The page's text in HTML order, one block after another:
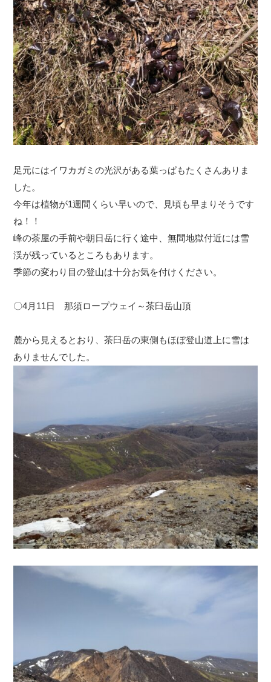
足元にはイワカガミの光沢がある葉っぱもたくさんありま
した。
今年は植物が1週間くらい早いので、見頃も早まりそうです
ね！！
峰の茶屋の手前や朝日岳に行く途中、無間地獄付近には雪
渓が残っているところもあります。
季節の変わり目の登山は十分お気を付けください。
〇4月11日 那須ロープウェイ～茶臼岳山頂
麓から見えるとおり、茶臼岳の東側もほぼ登山道上に雪は
ありませんでした。